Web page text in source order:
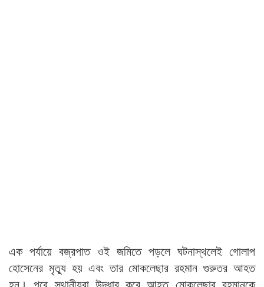
এক পর্যায়ে বজ্রপাত ওই জমিতে পড়লে ঘটনাস্থলেই গোলাপ
হোসেনের মৃত্যু হয় এবং তার মোকলেছার রহমান গুরুতর আহত